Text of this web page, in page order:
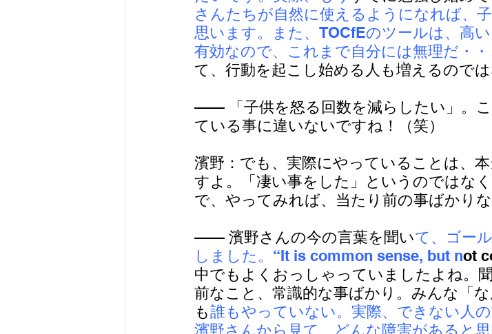
さんたちが自然に使えるようになれば、
思います。また、TOCfEのツールは、高
有効なので、これまで自分には無理だ・・
て、行動を起こし始める人も増えるので
—— 「子供を怒る回数を減らしたい」。
ている事に違いないですね！（笑）
濱野：でも、実際にやっていることは、
すよ。「凄い事をした」というのではな
で、やってみれば、当たり前の事ばかりな
—— 濱野さんの今の言葉を聞いて、ゴー
しました。“It is common sense, but not
中でもよくおっしゃっていましたよね。
前なこと、常識的な事ばかり。みんな「
も誰もやっていない。実際、できない人
濱野さんから見て、どんな障害があると